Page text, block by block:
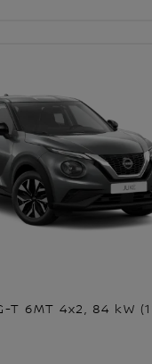
T 6MT 4x2, 84 kW